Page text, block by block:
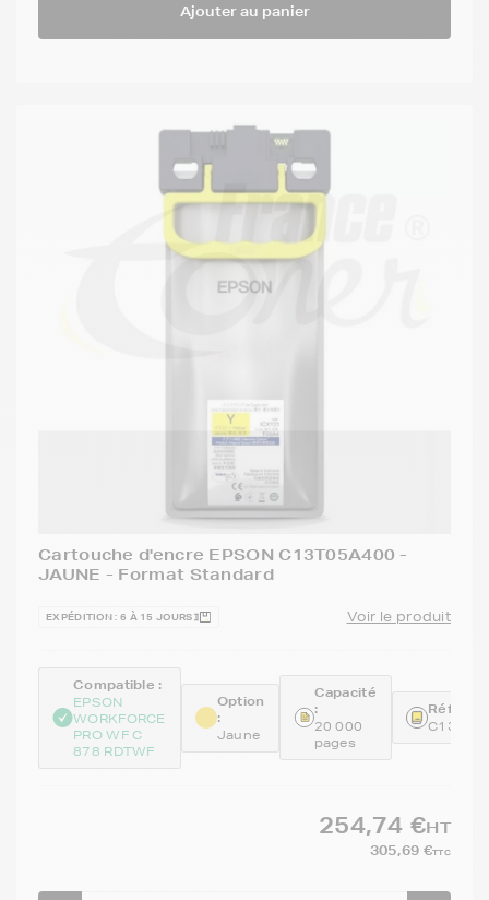
Ajouter au panier
Cartouche d'encre EPSON C13T05A400 -
JAUNE - Format Standard
EXPÉDITION : 6 À 15 JOURS Voir le produit
Compatible :
EPSON
WORKFORCE
PRO WF C
878 RDTWF
Option
:
Jaune
Capacité
:
20 000
pages
254,74 €HT
305,69 €TTC